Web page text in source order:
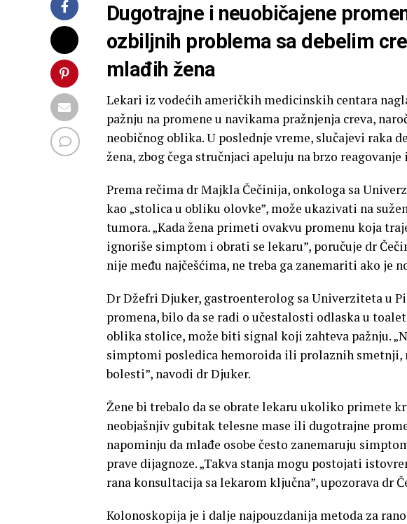
Dugotrajne i neuobičajene
ozbiljnih problema sa debelim
mlađih žena
Lekari iz vodećih američkih medicinskih centara
pažnju na promene u navikama pražnjenja creva,
neobičnog oblika. U poslednje vreme, slučajevi raka
žena, zbog čega stručnjaci apeluju na brzo
Prema rečima dr Majkla Čečinija, onkologa sa
kao „stolica u obliku olovke”, može ukazivati na
tumora. „Kada žena primeti ovakvu promenu koja
ignoriše simptom i obrati se lekaru”, poručuje dr
nije među najčešćima, ne treba ga zanemariti ako je
Dr Džefri Djuker, gastroenterolog sa Univerziteta u
promena, bilo da se radi o učestalosti odlaska u
oblika stolice, može biti signal koji zahteva pažnju.
simptomi posledica hemoroida ili prolaznih
bolesti”, navodi dr Djuker.
Žene bi trebalo da se obrate lekaru ukoliko primete
neobjašnjiv gubitak telesne mase ili dugotrajne
napominju da mlađe osobe često zanemaruju
prave dijagnoze. „Takva stanja mogu postojati
rana konsultacija sa lekarom ključna”, upozorava dr
Kolonoskopija je i dalje najpouzdanija metoda za